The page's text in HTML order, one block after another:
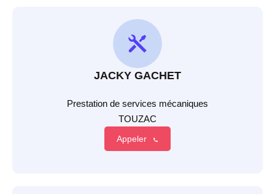
JACKY GACHET
Prestation de services mécaniques
TOUZAC
Appeler